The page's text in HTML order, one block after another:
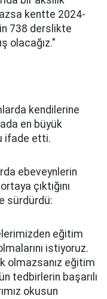
kentte 2024-
738 derslikte
olacağız."
kendilerine
en büyük
ifade etti.
ebeveynlerin
çıktığını
sürdürdü:
eğitim
istiyoruz.
olmazsanız eğitim
tedbirlerin başarılı
okusun